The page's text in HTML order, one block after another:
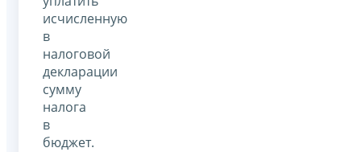
исчисленную
в
налоговой
декларации
сумму
налога
в
бюджет.